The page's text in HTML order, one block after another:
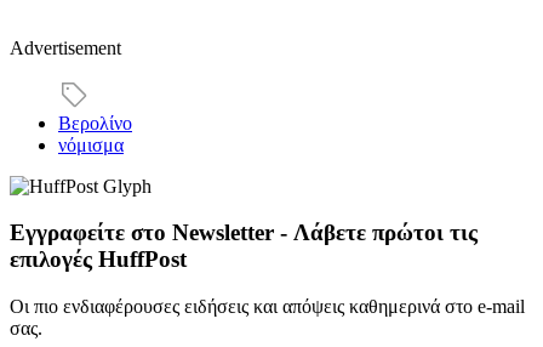
Advertisement
Βερολίνο
νόμισμα
Εγγραφείτε στο Newsletter - Λάβετε πρώτοι τις
επιλογές HuffPost
Οι πιο ενδιαφέρουσες ειδήσεις και απόψεις καθημερινά στο e-mail
σας.